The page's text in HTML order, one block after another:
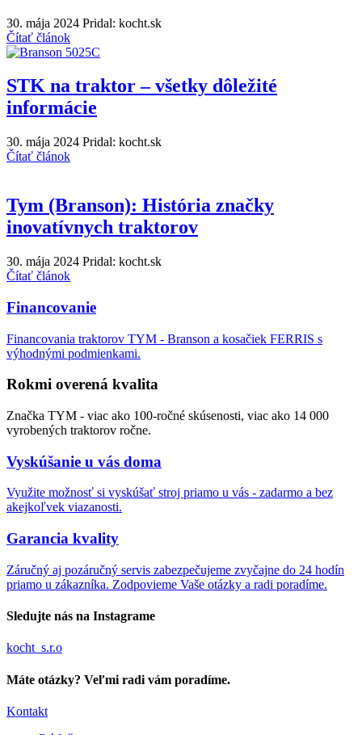
30. mája 2024 Pridal: kocht.sk
Čítať článok
STK na traktor – všetky dôležité
informácie
30. mája 2024 Pridal: kocht.sk
Čítať článok
Tym (Branson): História značky
inovatívnych traktorov
30. mája 2024 Pridal: kocht.sk
Čítať článok
Financovanie
Financovania traktorov TYM - Branson a kosačiek FERRIS s
výhodnými podmienkami.
Rokmi overená kvalita
Značka TYM - viac ako 100-ročné skúsenosti, viac ako 14 000
vyrobených traktorov ročne.
Vyskúšanie u vás doma
Využite možnosť si vyskúšať stroj priamo u vás - zadarmo a bez
akejkoľvek viazanosti.
Garancia kvality
Záručný aj pozáručný servis zabezpečujeme zvyčajne do 24 hodín
priamo u zákazníka. Zodpovieme Vaše otázky a radi poradíme.
Sledujte nás na Instagrame
kocht_s.r.o
Máte otázky? Veľmi radi vám poradíme.
Kontakt